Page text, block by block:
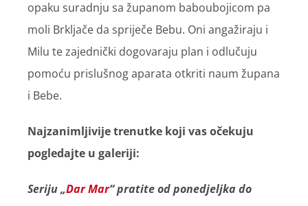
opaku suradnju sa županom baboubojicom pa
moli Brkljače da spriječe Bebu. Oni angažiraju i
Milu te zajednički dogovaraju plan i odlučuju
pomoću prislušnog aparata otkriti naum župana
i Bebe.
Najzanimljivije trenutke koji vas očekuju
pogledajte u galeriji:
Seriju „Dar Mar“ pratite od ponedjeljka do